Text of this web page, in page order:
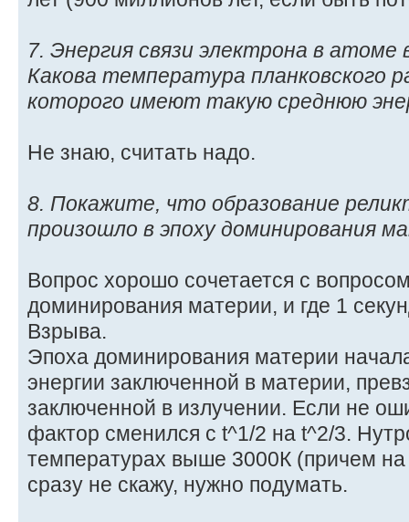
7. Энергия связи электрона в атоме
Какова температура планковского
которого имеют такую среднюю
Не знаю, считать надо.
8. Покажите, что образование
произошло в эпоху доминирования
Вопрос хорошо сочетается с
доминирования материи, и где 1
Взрыва.
Эпоха доминирования материи
энергии заключенной в материи,
заключенной в излучении. Если не
фактор сменился с t^1/2 на t^2/3.
температурах выше 3000К (причем на
сразу не скажу, нужно подумать.